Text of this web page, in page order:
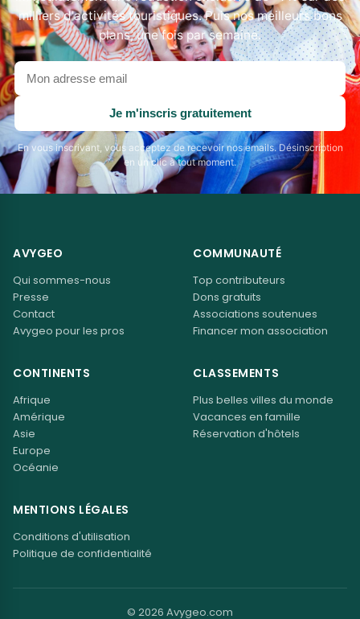
milliers d'activités touristiques. Puis nos meilleurs bons
plans, une fois par semaine.
Votre
adresse
email
Je m'inscris gratuitement
En vous inscrivant, vous acceptez de recevoir nos emails. Désinscription
en un clic à tout moment.
AVYGEO
Qui sommes-nous
Presse
Contact
Avygeo pour les pros
COMMUNAUTÉ
Top contributeurs
Dons gratuits
Associations soutenues
Financer mon association
CONTINENTS
Afrique
Amérique
Asie
Europe
Océanie
CLASSEMENTS
Plus belles villes du monde
Vacances en famille
Réservation d'hôtels
MENTIONS LÉGALES
Conditions d'utilisation
Politique de confidentialité
© 2026 Avygeo.com